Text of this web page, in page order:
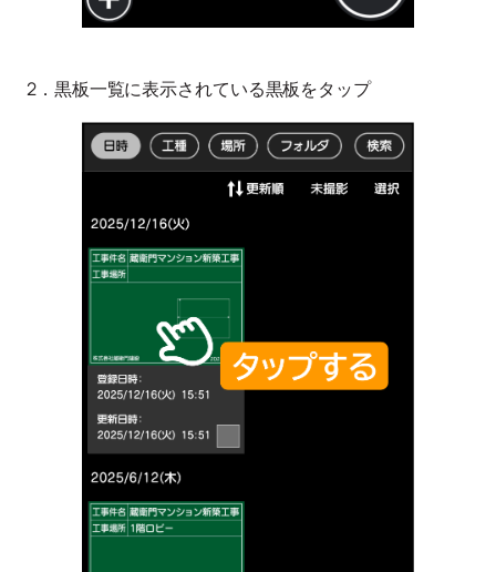
2．黒板一覧に表示されている黒板をタップ